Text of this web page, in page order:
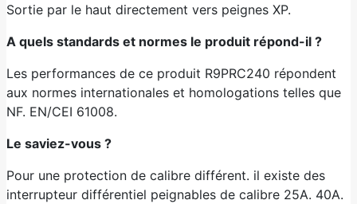
Sortie par le haut directement vers peignes XP.
A quels standards et normes le produit répond-il ?
Les performances de ce produit R9PRC240 répondent
aux normes internationales et homologations telles que
NF. EN/CEI 61008.
Le saviez-vous ?
Pour une protection de calibre différent. il existe des
interrupteur différentiel peignables de calibre 25A. 40A.